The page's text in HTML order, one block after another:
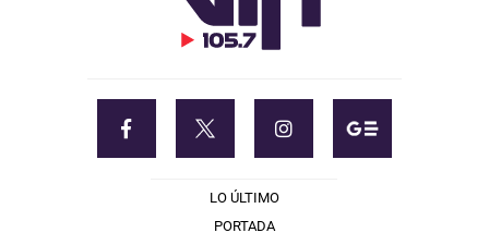
LO ÚLTIMO
PORTADA